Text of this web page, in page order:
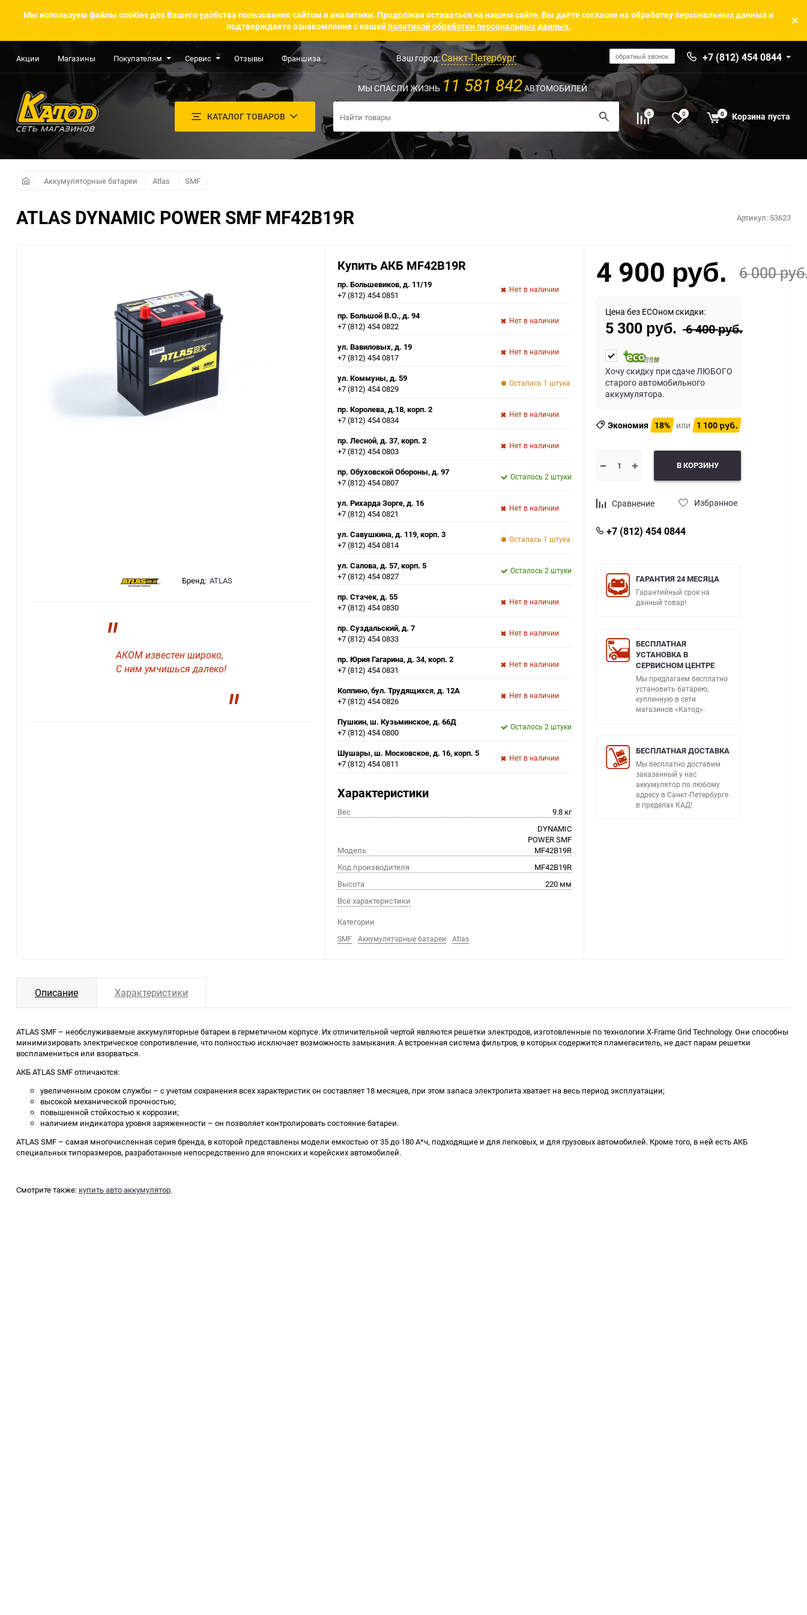
Мы используем файлы cookies для Вашего удобства пользования сайтом и аналитики. Продолжая оставаться на нашем сайте, Вы даёте согласие на обработку персональных данных и
подтверждаете ознакомление с нашейполитикой обработки персональных данных.
Акции Магазины Покупателям Сервис Отзывы Франшиза Ваш город:Санкт-Петербург обратный звонок +7 (812) 454 0844
КАТАЛОГ ТОВАРОВ
МЫ СПАСЛИ ЖИЗНЬ 11 581 842АВТОМОБИЛЕЙ
0 0 0 Корзина пуста
Аккумуляторные батареи Atlas SMF
ATLAS DYNAMIC POWER SMF MF42B19R Артикул: 53623
Бренд: ATLAS
"АКОМ известен широко,
С ним умчишься далеко!
"
Купить АКБ MF42B19R
пр. Большевиков, д. 11/19
+7 (812) 454 0851
Нет в наличии
пр. Большой В.О., д. 94
+7 (812) 454 0822
Нет в наличии
ул. Вавиловых, д. 19
+7 (812) 454 0817
Нет в наличии
ул. Коммуны, д. 59
+7 (812) 454 0829
Осталась 1 штука
пр. Королева, д.18, корп. 2
+7 (812) 454 0834
Нет в наличии
пр. Лесной, д. 37, корп. 2
+7 (812) 454 0803
Нет в наличии
пр. Обуховской Обороны, д. 97
+7 (812) 454 0807
Осталось 2 штуки
ул. Рихарда Зорге, д. 16
+7 (812) 454 0821
Нет в наличии
ул. Савушкина, д. 119, корп. 3
+7 (812) 454 0814
Осталась 1 штука
ул. Салова, д. 57, корп. 5
+7 (812) 454 0827
Осталось 2 штуки
пр. Стачек, д. 55
+7 (812) 454 0830
Нет в наличии
пр. Суздальский, д. 7
+7 (812) 454 0833
Нет в наличии
пр. Юрия Гагарина, д. 34, корп. 2
+7 (812) 454 0831
Нет в наличии
Колпино, бул. Трудящихся, д. 12А
+7 (812) 454 0826
Нет в наличии
Пушкин, ш. Кузьминское, д. 66Д
+7 (812) 454 0800
Осталось 2 штуки
Шушары, ш. Московское, д. 16, корп. 5
+7 (812) 454 0811
Нет в наличии
Характеристики
Вес 9.8 кг
Модель
DYNAMIC
POWER SMF
MF42B19R
Код производителя
MF42B19R
Высота
220 мм
Все характеристики
Категории
SMF Аккумуляторные батареи Atlas
4 900 руб. 6 000
Цена без ECOном скидки:
5 300 руб. 6 400руб.
Хочу скидку при сдаче ЛЮБОГО
старого автомобильного
аккумулятора.
Экономия 18% или 1 100 руб.
В КОРЗИНУ
Сравнение Избранное
+7 (812) 454 0844
ГАРАНТИЯ 24 МЕСЯЦА
Гарантийный срок на
данный товар!
БЕСПЛАТНАЯ
УСТАНОВКА В
СЕРВИСНОМ ЦЕНТРЕ
Мы предлагаем бесплатно
установить батарею,
купленную в сети
магазинов «Катод».
БЕСПЛАТНАЯ ДОСТАВКА
Мы бесплатно доставим
заказанный у нас
аккумулятор по любому
адресу в Санкт-Петербурге
в пределах КАД!
Описание Характеристики
ATLAS SMF – необслуживаемые аккумуляторные батареи в герметичном корпусе. Их отличительной чертой являются решетки электродов, изготовленные по технологии X-Frame Grid Technology. Они способны
минимизировать электрическое сопротивление, что полностью исключает возможность замыкания. А встроенная система фильтров, в которых содержится пламегаситель, не даст парам решетки
воспламениться или взорваться.
АКБ ATLAS SMF отличаются:
увеличенным сроком службы – с учетом сохранения всех характеристик он составляет 18 месяцев, при этом запаса электролита хватает на весь период эксплуатации;
высокой механической прочностью;
повышенной стойкостью к коррозии;
наличием индикатора уровня заряженности – он позволяет контролировать состояние батареи.
ATLAS SMF – самая многочисленная серия бренда, в которой представлены модели емкостью от 35 до 180 А*ч, подходящие и для легковых, и для грузовых автомобилей. Кроме того, в ней есть АКБ
специальных типоразмеров, разработанные непосредственно для японских и корейских автомобилей.
Смотрите также: купить авто аккумулятор.